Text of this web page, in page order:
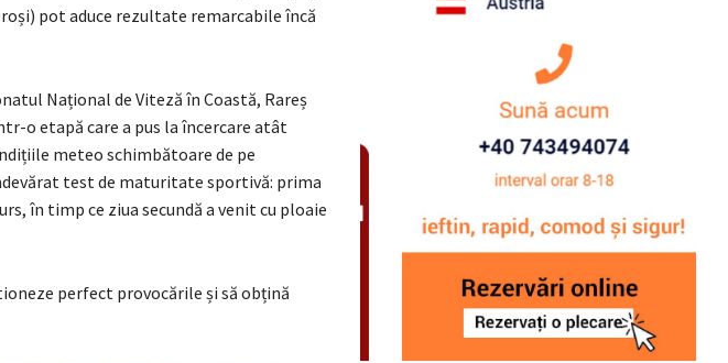
pot aduce rezultate remarcabile încă
Național de Viteză în Coastă, Rareș
o etapă care a pus la încercare atât
meteo schimbătoare de pe
test de maturitate sportivă: prima
în timp ce ziua secundă a venit cu ploaie
perfect provocările și să obțină